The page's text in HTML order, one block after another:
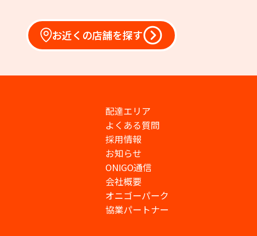
お近くの店舗を探す
配達エリア
よくある質問
採用情報
お知らせ
ONIGO通信
会社概要
オニゴーパーク
協業パートナー